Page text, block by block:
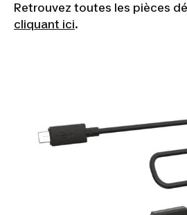
Retrouvez toutes les pièces
cliquant ici.